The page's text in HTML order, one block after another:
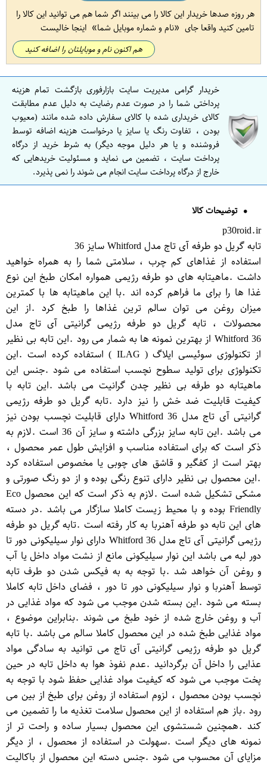
هر روزه صدها خریدار این کالا را می بینند اگر شما هم می توانید این کالا را
تامین کنید واقعا جای
نام و شماره موبایل شما اینجا خالیست
هم اکنون نام و موبایلتان را اضافه کنید
خریدار گرامی مدیریت سایت بازارفوری بازگشت تمام هزینه
پرداختی شما را در صورت عدم رضایت به دلیل عدم مطابقت
کالای خریداری شده با کالای سفارش داده شده مانند (معیوب
بودن ، تفاوت رنگ یا سایز یا درخواست هزینه اضافه توسط
فروشنده و یا هر دلیل موجه دیگر) به شرط خرید از درگاه
پرداخت سایت ، تضمین می نماید و مسئولیت خریدهایی که
خارج از درگاه پرداخت سایت انجام می شوند را نمی پذیرد.
توضیحات کالا
p30roid.ir
تابه گریل دو طرفه آی تاج مدل Whitford سایز 36
استفاده از غذاهای کم چرب ، سلامتی شما را به همراه خواهید
داشت .ماهیتابه های دو طرفه رژیمی همواره امکان طبخ این نوع
غذا ها را برای ما فراهم کرده اند .با این ماهیتابه ها با کمترین
میزان روغن می توان سالم ترین غذاها را طبخ کرد .از این
محصولات ، تابه گریل دو طرفه رژیمی گرانیتی آی تاج مدل
Whitford 36 از بهترین نمونه ها به شمار می رود .این تابه بی نظیر
از تکنولوژی سوئیسی ایلاگ ( ILAG ) استفاده کرده است .این
تکنولوژی برای تولید سطوح نچسب استفاده می شود .جنس این
ماهیتابه دو طرفه بی نظیر چدن گرانیت می باشد .این تابه با
کیفیت قابلیت ضد خش را نیز دارد .تابه گریل دو طرفه رژیمی
گرانیتی آی تاج مدل Whitford 36 دارای قابلیت نچسب بودن نیز
می باشد .این تابه سایز بزرگی داشته و سایز آن 36 است .لازم به
ذکر است که برای استفاده مناسب و افزایش طول عمر محصول ،
بهتر است از کفگیر و قاشق های چوبی یا مخصوص استفاده کرد
.این محصول بی نظیر دارای تنوع رنگی بوده و از دو رنگ صورتی و
مشکی تشکیل شده است .لازم به ذکر است که این محصول Eco
Friendly بوده و با محیط زیست کاملا سازگار می باشد .در دسته
های این تابه دو طرفه آهنربا به کار رفته است .تابه گریل دو طرفه
رژیمی گرانیتی آی تاج مدل Whitford 36 دارای نوار سیلیکونی دور تا
دور لبه می باشد این نوار سیلیکونی مانع از نشت مواد داخل یا آب
و روغن آن خواهد شد .با توجه به به فیکس شدن دو طرف تابه
توسط آهنربا و نوار سیلیکونی دور تا دور ، فضای داخل تابه کاملا
بسته می شود .این بسته شدن موجب می شود که مواد غذایی در
آب و روغن خارج شده از خود طبخ می شوند .بنابراین موضوع ،
مواد غذایی طبخ شده در این محصول کاملا سالم می باشد .با تابه
گریل دو طرفه رژیمی گرانیتی آی تاج می توانید به سادگی مواد
عذایی را داخل آن برگردانید .عدم نفوذ هوا به داخل تابه در حین
پخت موجب می شود که کیفیت مواد غذایی حفظ شود با توجه به
نچسب بودن محصول ، لزوم استفاده از روغن برای طبخ از بین می
رود .باز هم استفاده از این محصول سلامت تغذیه ما را تضمین می
کند .همچنین شستشوی این محصول بسیار ساده و راحت تر از
نمونه های دیگر است .سهولت در استفاده از محصول ، از دیگر
مزایای آن محسوب می شود .جنس دسته این محصول از باکالیت